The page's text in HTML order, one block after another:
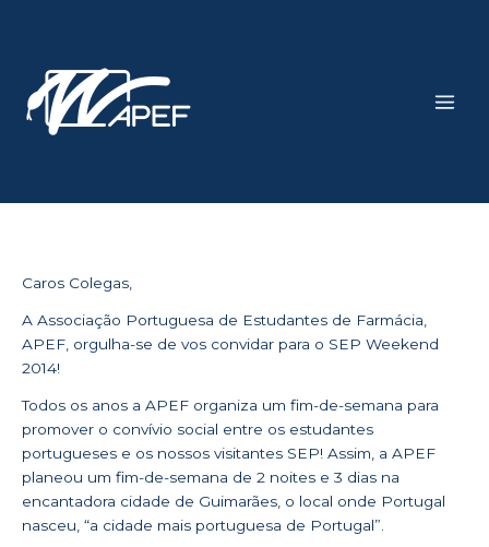
Caros Colegas,
A Associação Portuguesa de Estudantes de Farmácia,
APEF, orgulha-se de vos convidar para o SEP Weekend
2014!
Todos os anos a APEF organiza um fim-de-semana para
promover o convívio social entre os estudantes
portugueses e os nossos visitantes SEP! Assim, a APEF
planeou um fim-de-semana de 2 noites e 3 dias na
encantadora cidade de Guimarães, o local onde Portugal
nasceu, “a cidade mais portuguesa de Portugal”.